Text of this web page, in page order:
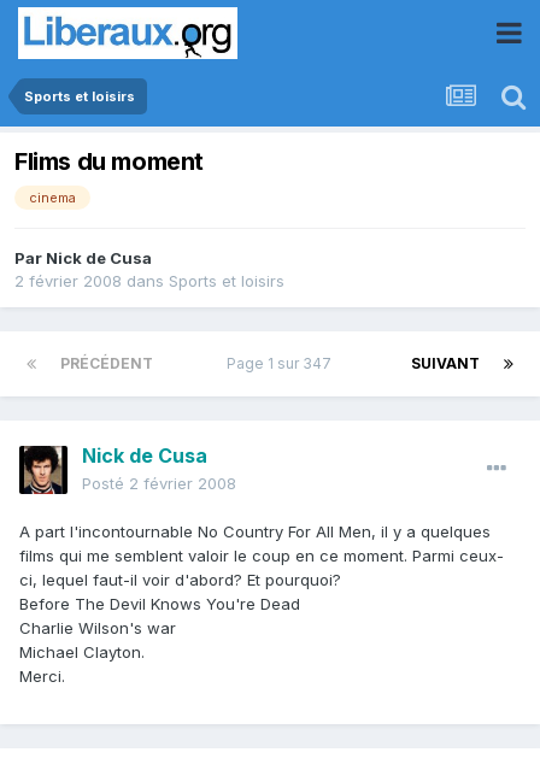
Sports et loisirs
Flims du moment
cinema
Par Nick de Cusa
2 février 2008 dans Sports et loisirs
PRÉCÉDENT SUIVANT
Page 1 sur 347
Nick de Cusa
Posté 2 février 2008
A part l'incontournable No Country For All Men, il y a quelques
films qui me semblent valoir le coup en ce moment. Parmi ceux-
ci, lequel faut-il voir d'abord? Et pourquoi?
Before The Devil Knows You're Dead
Charlie Wilson's war
Michael Clayton.
Merci.